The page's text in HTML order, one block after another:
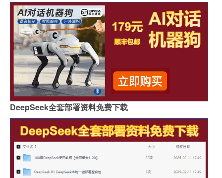
DeepSeek全套部署资料免费下载